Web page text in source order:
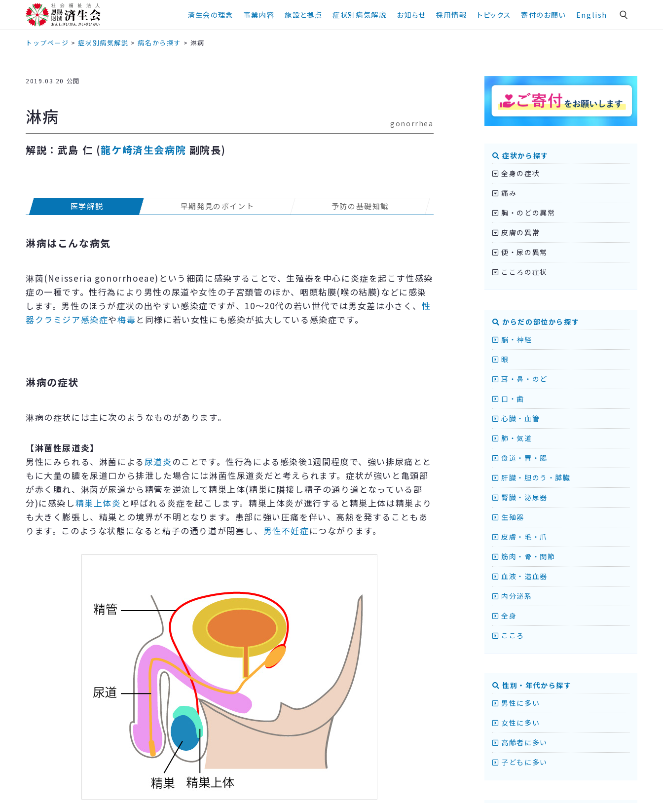
済生会の理念 事業内容 施設と拠点 症状別病気解説 お知らせ 採用情報 トピックス 寄付のお願い English
トップページ >症状別病気解説 >病名から探す > 淋病
2019.03.20 公開
淋病 gonorrhea
解説：武島 仁 (龍ケ崎済生会病院 副院長)
医学解説 早期発見のポイント 予防の基礎知識
淋病はこんな病気
淋菌(Neisseria gonorrhoeae)という細菌に感染することで、生殖器を中心に炎症を起こす性感染
症の一種です。性行為により男性の尿道や女性の子宮頚管のほか、咽頭粘膜(喉の粘膜)などに感染
します。男性のほうが症状の出やすい感染症ですが、10～20代の若い世代では男女差は小さく、 性
器クラミジア感染症や梅毒と同様に若い女性にも感染が拡大している感染症です。
淋病の症状
淋病の症状には主に次のようなものがあります。
【淋菌性尿道炎】
男性にみられる、淋菌による尿道炎のことです。性行為による感染後1週間程度で、強い排尿痛とと
もに大量の膿を尿道口から排泄した場合には淋菌性尿道炎だと考えられます。症状が強いと亀頭部
が赤く腫れ、淋菌が尿道から精管を逆流して精巣上体(精巣に隣接し精子の通り道となっている部
分)に感染し精巣上体炎 と呼ばれる炎症を起こします。精巣上体炎が進行すると精巣上体は精巣より
も大きく膨張し、精巣との境界が不明となります。患部に強い圧痛を伴い、高熱を発することもあ
ります。このような状態になると精子の通り道が閉塞し、 男性不妊症につながります。
症状から探す
全身の症状
痛み
胸・のどの異常
皮膚の異常
便・尿の異常
こころの症状
からだの部位から探す
脳・神経
眼
耳・鼻・のど
口・歯
心臓・血管
肺・気道
食道・胃・腸
肝臓・胆のう・膵臓
腎臓・泌尿器
生殖器
皮膚・毛・爪
筋肉・骨・関節
血液・造血器
内分泌系
全身
こころ
性別・年代から探す
男性に多い
女性に多い
高齢者に多い
子どもに多い